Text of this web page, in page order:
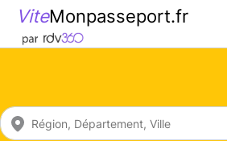
ViteMonpasseport.fr